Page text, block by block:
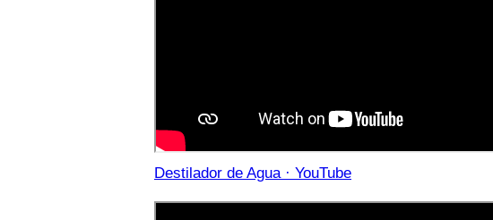
Destilador de Agua · YouTube